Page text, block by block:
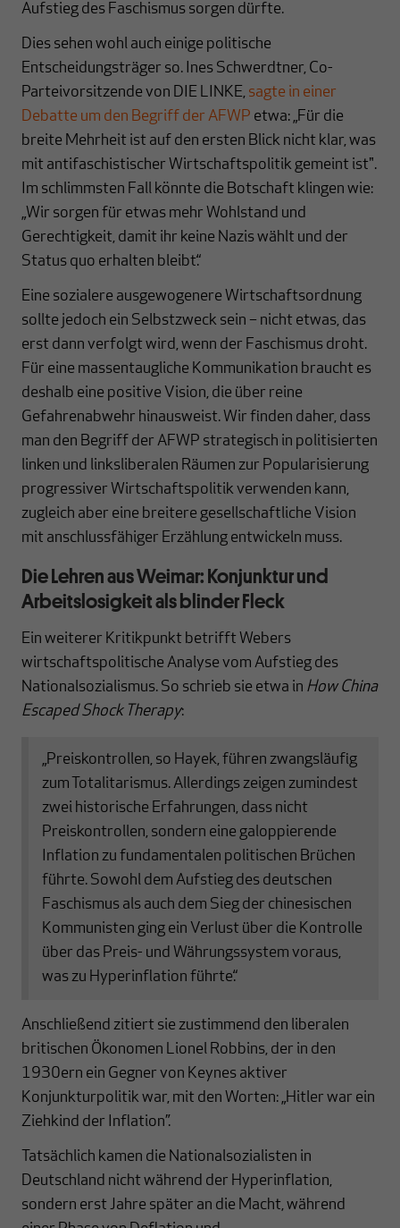
Aufstieg des Faschismus sorgen dürfte.
Dies sehen wohl auch einige politische
Entscheidungsträger so. Ines Schwerdtner, Co-
Parteivorsitzende von DIE LINKE, sagte in einer
Debatte um den Begriff der AFWP etwa: „Für die
breite Mehrheit ist auf den ersten Blick nicht klar, was
mit antifaschistischer Wirtschaftspolitik gemeint ist".
Im schlimmsten Fall könnte die Botschaft klingen wie:
„Wir sorgen für etwas mehr Wohlstand und
Gerechtigkeit, damit ihr keine Nazis wählt und der
Status quo erhalten bleibt.“
Eine sozialere ausgewogenere Wirtschaftsordnung
sollte jedoch ein Selbstzweck sein – nicht etwas, das
erst dann verfolgt wird, wenn der Faschismus droht.
Für eine massentaugliche Kommunikation braucht es
deshalb eine positive Vision, die über reine
Gefahrenabwehr hinausweist. Wir finden daher, dass
man den Begriff der AFWP strategisch in politisierten
linken und linksliberalen Räumen zur Popularisierung
progressiver Wirtschaftspolitik verwenden kann,
zugleich aber eine breitere gesellschaftliche Vision
mit anschlussfähiger Erzählung entwickeln muss.
Die Lehren aus Weimar: Konjunktur und
Arbeitslosigkeit als blinder Fleck
Ein weiterer Kritikpunkt betrifft Webers
wirtschaftspolitische Analyse vom Aufstieg des
Nationalsozialismus. So schrieb sie etwa in How China
Escaped Shock Therapy:
„Preiskontrollen, so Hayek, führen zwangsläufig
zum Totalitarismus. Allerdings zeigen zumindest
zwei historische Erfahrungen, dass nicht
Preiskontrollen, sondern eine galoppierende
Inflation zu fundamentalen politischen Brüchen
führte. Sowohl dem Aufstieg des deutschen
Faschismus als auch dem Sieg der chinesischen
Kommunisten ging ein Verlust über die Kontrolle
über das Preis- und Währungssystem voraus,
was zu Hyperinflation führte.“
Anschließend zitiert sie zustimmend den liberalen
britischen Ökonomen Lionel Robbins, der in den
1930ern ein Gegner von Keynes aktiver
Konjunkturpolitik war, mit den Worten: „Hitler war ein
Ziehkind der Inflation”.
Tatsächlich kamen die Nationalsozialisten in
Deutschland nicht während der Hyperinflation,
sondern erst Jahre später an die Macht, während